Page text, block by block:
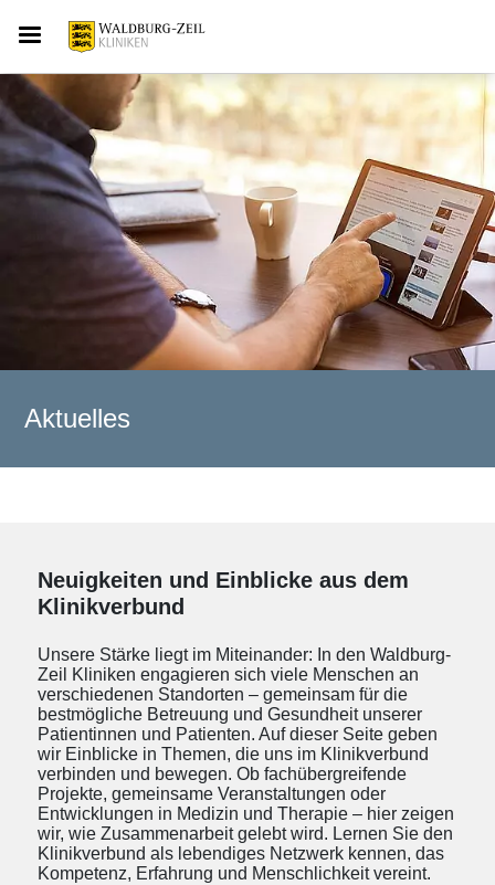
Aktuelles
Neuigkeiten und Einblicke aus dem
Klinikverbund
Unsere Stärke liegt im Miteinander: In den Waldburg-
Zeil Kliniken engagieren sich viele Menschen an
verschiedenen Standorten – gemeinsam für die
bestmögliche Betreuung und Gesundheit unserer
Patientinnen und Patienten. Auf dieser Seite geben
wir Einblicke in Themen, die uns im Klinikverbund
verbinden und bewegen. Ob fachübergreifende
Projekte, gemeinsame Veranstaltungen oder
Entwicklungen in Medizin und Therapie – hier zeigen
wir, wie Zusammenarbeit gelebt wird. Lernen Sie den
Klinikverbund als lebendiges Netzwerk kennen, das
Kompetenz, Erfahrung und Menschlichkeit vereint.